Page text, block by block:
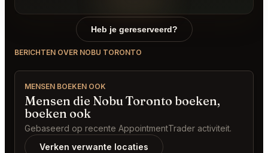
Heb je gereserveerd?
BERICHTEN OVER NOBU TORONTO
MENSEN BOEKEN OOK
Mensen die Nobu Toronto boeken,
boeken ook
Gebaseerd op recente AppointmentTrader activiteit.
Verken verwante locaties